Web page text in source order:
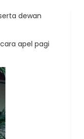
dewan
apel pagi